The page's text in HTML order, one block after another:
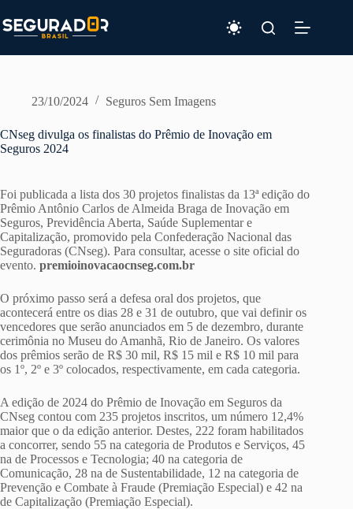
para
o
23/10/2024 Seguros Sem Imagens
CNseg divulga os finalistas do Prêmio de Inovação em
Seguros 2024
Foi publicada a lista dos 30 projetos finalistas da 13ª edição do
Prêmio Antônio Carlos de Almeida Braga de Inovação em
Seguros, Previdência Aberta, Saúde Suplementar e
Capitalização, promovido pela Confederação Nacional das
Seguradoras (CNseg). Para consultar, acesse o site oficial do
evento. premioinovacaocnseg.com.br
O próximo passo será a defesa oral dos projetos, que
acontecerá entre os dias 28 e 31 de outubro, que vai definir os
vencedores que serão anunciados em 5 de dezembro, durante
cerimônia no Museu do Amanhã, Rio de Janeiro. Os valores
dos prêmios serão de R$ 30 mil, R$ 15 mil e R$ 10 mil para
os 1º, 2º e 3º colocados, respectivamente, em cada categoria.
A edição de 2024 do Prêmio de Inovação em Seguros da
CNseg contou com 235 projetos inscritos, um número 12,4%
maior que o da edição anterior. Destes, 222 foram habilitados
a concorrer, sendo 55 na categoria de Produtos e Serviços, 45
na de Processos e Tecnologia; 40 na categoria de
Comunicação, 28 na de Sustentabilidade, 12 na categoria de
Prevenção e Combate à Fraude (Premiação Especial) e 42 na
de Capitalização (Premiação Especial).